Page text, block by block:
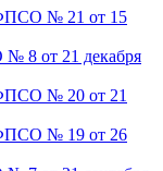
№ 21 от 15
8 от 21 декабря
№ 20 от 21
№ 19 от 26